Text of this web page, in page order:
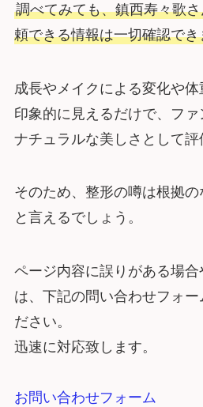
調べてみても、鎮西寿々歌
頼できる情報は一切確認でき
成長やメイクによる変化や
印象的に見えるだけで、フ
ナチュラルな美しさとして評
そのため、整形の噂は根拠
と言えるでしょう。
ページ内容に誤りがある場
は、下記の問い合わせフォー
ださい。
迅速に対応致します。
お問い合わせフォーム